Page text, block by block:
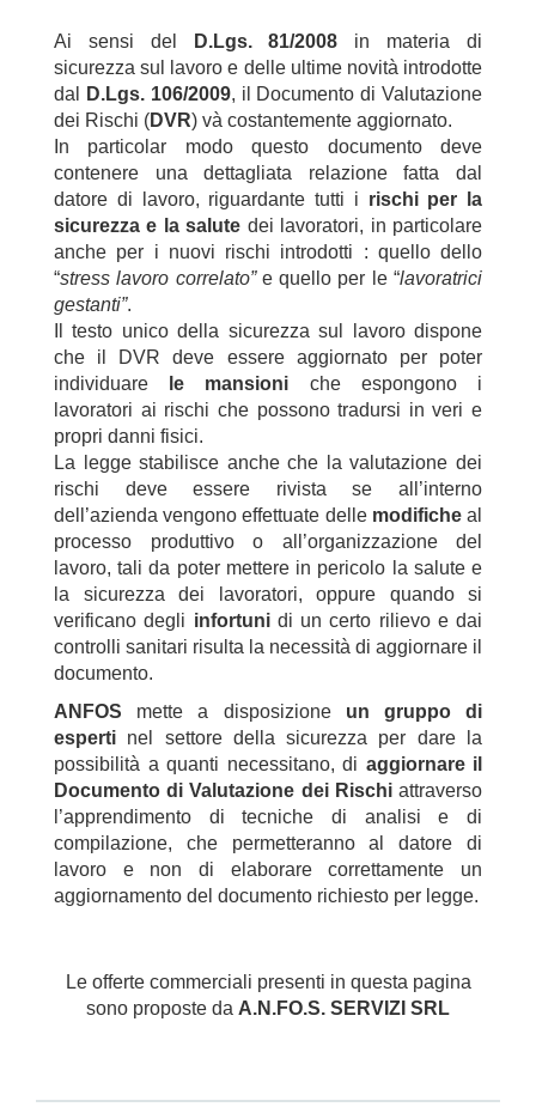
Ai sensi del D.Lgs. 81/2008 in materia di
sicurezza sul lavoro e delle ultime novità introdotte
dal
D.Lgs. 106/2009, il Documento di Valutazione
dei Rischi (DVR) và costantemente aggiornato.
In particolar modo questo documento deve
contenere una dettagliata relazione fatta dal
datore di lavoro, riguardante tutti i rischi per la
sicurezza e la salute dei lavoratori, in particolare
anche per i nuovi rischi introdotti : quello dello
“stress lavoro correlato”e quello per le “lavoratrici
gestanti”.
Il testo unico della sicurezza sul lavoro dispone
che il DVR deve essere aggiornato per poter
individuare
le mansioni che espongono i
lavoratori ai rischi che possono tradursi in veri e
propri danni fisici.
La legge stabilisce anche che la valutazione dei
rischi deve essere rivista se all’interno
dell’azienda vengono effettuate delle modificheal
processo produttivo o all’organizzazione del
lavoro, tali da poter mettere in pericolo la salute e
la sicurezza dei lavoratori, oppure quando si
verificano degli infortunidi un certo rilievo e dai
controlli sanitari risulta la necessità di aggiornare il
documento.
ANFOS mette a disposizione un gruppo di
esperti nel settore della sicurezza per dare la
possibilità a quanti necessitano, di aggiornare il
Documento di Valutazione dei Rischiattraverso
l’apprendimento di tecniche di analisi e di
compilazione, che permetteranno al datore di
lavoro e non di elaborare correttamente un
aggiornamento del documento richiesto per legge.
Le offerte commerciali presenti in questa pagina
sono proposte da A.N.FO.S. SERVIZI SRL